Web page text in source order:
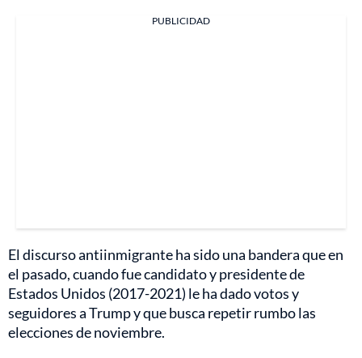
PUBLICIDAD
El discurso antiinmigrante ha sido una bandera que en
el pasado, cuando fue candidato y presidente de
Estados Unidos (2017-2021) le ha dado votos y
seguidores a Trump y que busca repetir rumbo las
elecciones de noviembre.